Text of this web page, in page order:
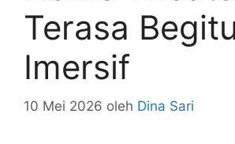
Terasa
Imersif
10 Mei 2026 oleh Dina Sari